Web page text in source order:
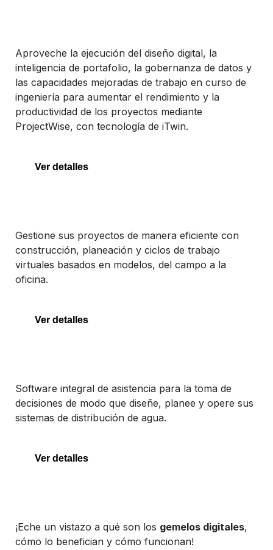
ProjectWise
Aproveche la ejecución del diseño digital, la
inteligencia de portafolio, la gobernanza de datos y
las capacidades mejoradas de trabajo en curso de
ingeniería para aumentar el rendimiento y la
productividad de los proyectos mediante
ProjectWise, con tecnología de iTwin.
Ver detalles
SYNCHRO 4D
Gestione sus proyectos de manera eficiente con
construcción, planeación y ciclos de trabajo
virtuales basados en modelos, del campo a la
oficina.
Ver detalles
Software integral de asistencia para la toma de
decisiones de modo que diseñe, planee y opere sus
sistemas de distribución de agua.
Ver detalles
¡Eche un vistazo a qué son los gemelos digitales,
cómo lo benefician y cómo funcionan!